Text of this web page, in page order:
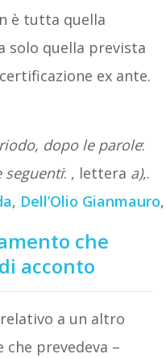
è tutta quella
solo quella prevista
ex ante.
dopo le parole:
seguenti: , lettera a),.
, Dell’Olio Gianmauro
che
acconto
a un altro
prevedeva –